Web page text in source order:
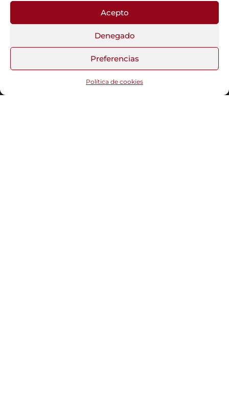
Acepto
Denegado
Preferencias
Política de cookies
Fotos del Blog
Funciona gracias aWordPress |Tema:Head Blog